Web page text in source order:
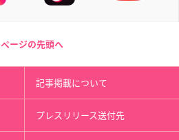
ページの先頭へ
記事掲載について
プレスリリース送付先